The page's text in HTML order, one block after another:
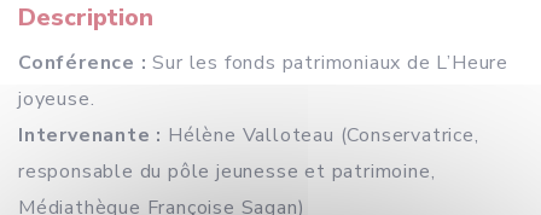
Description
Conférence : Sur les fonds patrimoniaux de L’Heure
joyeuse.
Intervenante : Hélène Valloteau (Conservatrice,
responsable du pôle jeunesse et patrimoine,
Médiathèque Françoise Sagan)